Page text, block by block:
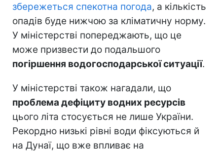
збережеться спекотна погода, а кількість
опадів буде нижчою за кліматичну норму.
У міністерстві попереджають, що це
може призвести до подальшого
погіршення водогосподарської ситуації.
У міністерстві також нагадали, що
проблема дефіциту водних ресурсів
цього літа стосується не лише України.
Рекордно низькі рівні води фіксуються й
на Дунаї, що вже впливає на